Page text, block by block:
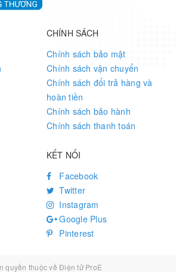
CHÍNH SÁCH
Chính sách bảo mật
Chính sách vận chuyển
Chính sách đổi trả hàng và
hoàn tiền
Chính sách bảo hành
Chính sách thanh toán
KẾT NỐI
Facebook
Twitter
Instagram
Google Plus
Pinterest
quyền thuộc vềĐiện tử ProE